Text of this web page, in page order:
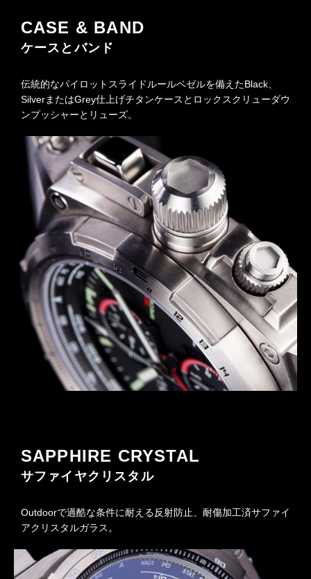
CASE & BAND
ケースとバンド
伝統的なパイロットスライドルールベゼルを備えたBlack、
SilverまたはGrey仕上げチタンケースとロックスクリューダウ
ンプッシャーとリューズ。
SAPPHIRE CRYSTAL
サファイヤクリスタル
Outdoorで過酷な条件に耐える反射防止、耐傷加工済サファイ
アクリスタルガラス。